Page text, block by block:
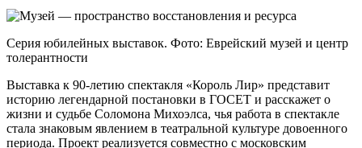
Серия юбилейных выставок. Фото: Еврейский музей и центр
толерантности
Выставка к 90‑летию спектакля «Король Лир» представит
историю легендарной постановки в ГОСЕТ и расскажет о
жизни и судьбе Соломона Михоэлса, чья работа в спектакле
стала знаковым явлением в театральной культуре довоенного
периода. Проект реализуется совместно с московским